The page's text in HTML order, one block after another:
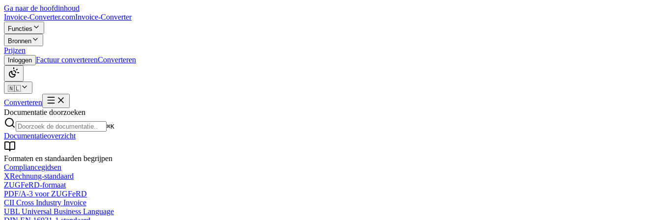
Ga naar de hoofdinhoud
Invoice-Converter.comInvoice-Converter
Functies
Bronnen
Prijzen
Inloggen Factuur converterenConverteren
🇳🇱
Converteren
Documentatie doorzoeken
⌘K
Documentatieoverzicht
Formaten en standaarden begrijpen
Compliancegidsen
XRechnung-standaard
ZUGFeRD-formaat
PDF/A-3 voor ZUGFeRD
CII Cross Industry Invoice
UBL Universal Business Language